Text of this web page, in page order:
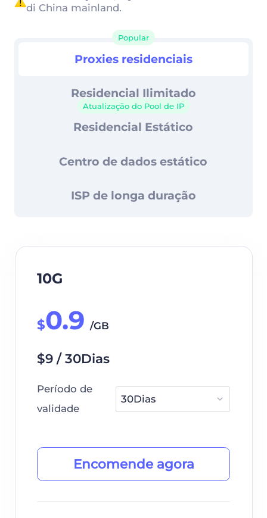
Controle avançado de sessão
99,67% de taxa de sucesso
Suporte 24/7
di China mainland.
Proxies residenciais
Popular
Residencial Ilimitado
Residencial Estático
Atualização do Pool de IP
Centro de dados estático
ISP de longa duração
Proxies residenciais
10G
$0.9 /GB
$9 / 30Dias
Período de
validade
Encomende agora